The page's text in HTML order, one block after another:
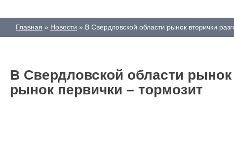
Главная Новости В Свердловской области рынок вторички
В Свердловской области рынок
рынок первички – тормозит